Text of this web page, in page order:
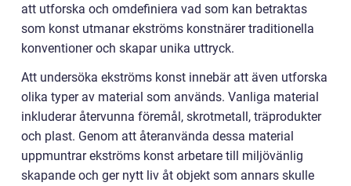
att utforska och omdefiniera vad som kan betraktas
som konst utmanar ekströms konstnärer traditionella
konventioner och skapar unika uttryck.
Att undersöka ekströms konst innebär att även utforska
olika typer av material som används. Vanliga material
inkluderar återvunna föremål, skrotmetall, träprodukter
och plast. Genom att återanvända dessa material
uppmuntrar ekströms konst arbetare till miljövänlig
skapande och ger nytt liv åt objekt som annars skulle